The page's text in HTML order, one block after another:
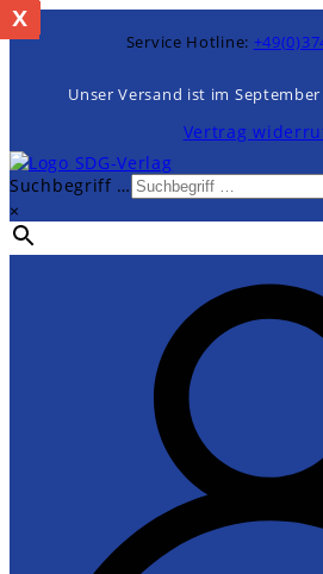
Zum
Inhalt
Service Hotline:
Unser Versand ist im
Vertrag
Suchbegriff …
×
%
x